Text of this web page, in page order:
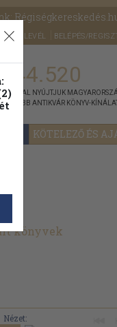
HÍRLEVÉL BELÉPÉS/
KÖTELEZŐ ÉS
NYÚJTJUK
ANTIKVÁR KÖNYV-
könyvek
Nézet: